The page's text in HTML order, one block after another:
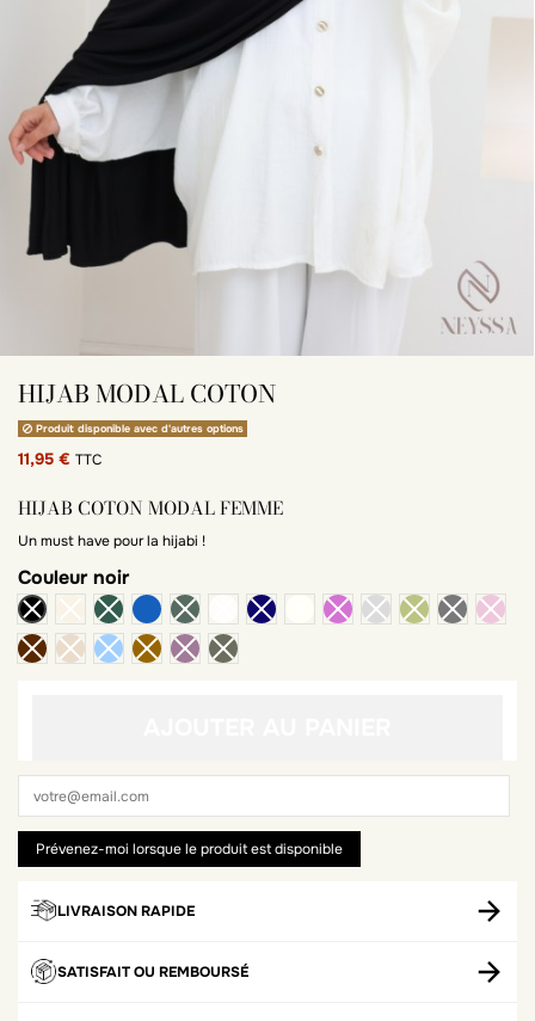
HIJAB MODAL COTON
Produit disponible avec d'autres options
11,95 € TTC
HIJAB COTON MODAL FEMME
Un must have pour la hijabi !
Couleurnoir
bleu jean
LIVRAISON RAPIDE
SATISFAIT OU REMBOURSÉ